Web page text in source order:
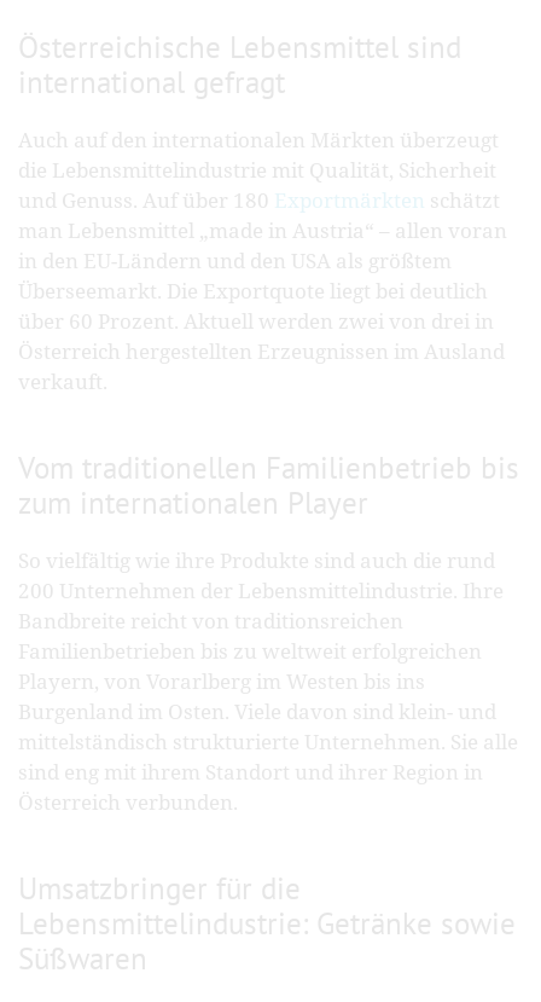
Österreichische Lebensmittel sind
international gefragt
Auch auf den internationalen Märkten überzeugt
die Lebensmittelindustrie mit Qualität, Sicherheit
und Genuss. Auf über 180 Exportmärkten schätzt
man Lebensmittel „made in Austria“ – allen voran
in den EU-Ländern und den USA als größtem
Überseemarkt. Die Exportquote liegt bei deutlich
über 60 Prozent. Aktuell werden zwei von drei in
Österreich hergestellten Erzeugnissen im Ausland
verkauft.
Vom traditionellen Familienbetrieb bis
zum internationalen Player
So vielfältig wie ihre Produkte sind auch die rund
200 Unternehmen der Lebensmittelindustrie. Ihre
Bandbreite reicht von traditionsreichen
Familienbetrieben bis zu weltweit erfolgreichen
Playern, von Vorarlberg im Westen bis ins
Burgenland im Osten. Viele davon sind klein- und
mittelständisch strukturierte Unternehmen. Sie alle
sind eng mit ihrem Standort und ihrer Region in
Österreich verbunden.
Umsatzbringer für die
Lebensmittelindustrie: Getränke sowie
Süßwaren